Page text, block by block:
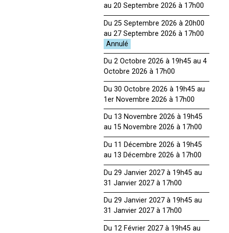
au 20 Septembre 2026 à 17h00
Du 25 Septembre 2026 à 20h00
au 27 Septembre 2026 à 17h00
Du 2 Octobre 2026 à 19h45 au 4
Octobre 2026 à 17h00
Du 30 Octobre 2026 à 19h45 au
1er Novembre 2026 à 17h00
Du 13 Novembre 2026 à 19h45
au 15 Novembre 2026 à 17h00
Du 11 Décembre 2026 à 19h45
au 13 Décembre 2026 à 17h00
Du 29 Janvier 2027 à 19h45 au
31 Janvier 2027 à 17h00
Du 29 Janvier 2027 à 19h45 au
31 Janvier 2027 à 17h00
Du 12 Février 2027 à 19h45 au